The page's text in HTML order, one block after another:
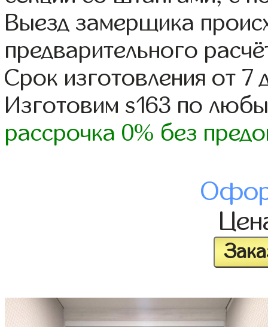
Выезд замерщика
предварительного
Срок изготовления от 7
Изготовим s163 по
рассрочка 0% без